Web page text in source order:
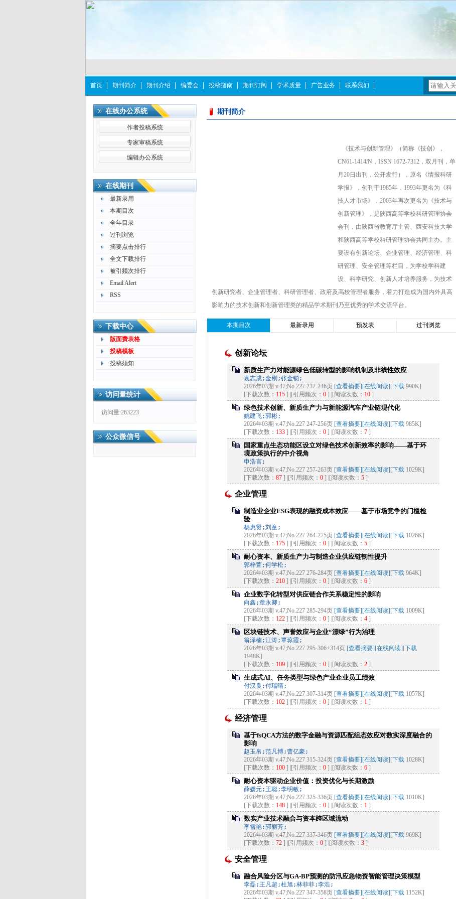
首页 期刊简介 期刊介绍 编委会 投稿指南 期刊订阅 学术质量 广告业务 联系我们
在线办公系统
作者投稿系统
专家审稿系统
编辑办公系统
在线期刊
最新录用
本期目次
全年目录
过刊浏览
摘要点击排行
全文下载排行
被引频次排行
Email Alert
RSS
下载中心
版面费表格
投稿模板
投稿须知
访问量统计
访问量:263223
公众微信号
期刊简介
《技术与创新管理》（简称《技创》，
CN61-1414/N，ISSN 1672-7312，双月刊，单
月20日出刊，公开发行），原名《情报科研
学报》，创刊于1985年，1993年更名为《科
技人才市场》，2003年再次更名为《技术与
创新管理》，是陕西高等学校科研管理协会
会刊，由陕西省教育厅主管、西安科技大学
和陕西高等学校科研管理协会共同主办。主
要设有创新论坛、企业管理、经济管理、科
研管理、安全管理等栏目，为学校学科建
设、科学研究、创新人才培养服务，为技术
创新研究者、企业管理者、科研管理者、政府及高校管理者服务，着力打造成为国内外具高
影响力的技术创新和创新管理类的精品学术期刊乃至优秀的学术交流平台。
本期目次 最新录用 预发表 过刊浏览
创新论坛
新质生产力对能源绿色低碳转型的影响机制及非线性效应
袁志成;金刚;张金锁;
2026年03期 v.47;No.227 237-246页 [查看摘要][在线阅读] [下载 990K]
[下载次数： 115 ] |[引用频次： 0 ] |[阅读次数： 10 ]
绿色技术创新、新质生产力与新能源汽车产业链现代化
姚建飞;郭彬;
2026年03期 v.47;No.227 247-256页 [查看摘要][在线阅读] [下载 985K]
[下载次数： 133 ] |[引用频次： 0 ] |[阅读次数： 7 ]
国家重点生态功能区设立对绿色技术创新效率的影响——基于环
境政策执行的中介视角
申浩言;
2026年03期 v.47;No.227 257-263页 [查看摘要][在线阅读] [下载 1029K]
[下载次数： 87 ] |[引用频次： 0 ] |[阅读次数： 5 ]
企业管理
制造业企业ESG表现的融资成本效应——基于市场竞争的门槛检
验
杨惠贤;刘童;
2026年03期 v.47;No.227 264-275页 [查看摘要][在线阅读] [下载 1026K]
[下载次数： 175 ] |[引用频次： 0 ] |[阅读次数： 5 ]
耐心资本、新质生产力与制造企业供应链韧性提升
郭梓萱;何学松;
2026年03期 v.47;No.227 276-284页 [查看摘要][在线阅读] [下载 964K]
[下载次数： 210 ] |[引用频次： 0 ] |[阅读次数： 6 ]
企业数字化转型对供应链合作关系稳定性的影响
向鑫;章永卿;
2026年03期 v.47;No.227 285-294页 [查看摘要][在线阅读] [下载 1009K]
[下载次数： 122 ] |[引用频次： 0 ] |[阅读次数： 4 ]
区块链技术、声誉效应与企业“漂绿”行为治理
翁泽楠;江涛;覃琼霞;
2026年03期 v.47;No.227 295-306+314页 [查看摘要][在线阅读] [下载
1948K]
[下载次数： 109 ] |[引用频次： 0 ] |[阅读次数： 2 ]
生成式AI、任务类型与绿色产业企业员工绩效
付汉良;付瑞晴;
2026年03期 v.47;No.227 307-314页 [查看摘要][在线阅读] [下载 1057K]
[下载次数： 102 ] |[引用频次： 0 ] |[阅读次数： 1 ]
经济管理
基于fsQCA方法的数字金融与资源匹配组态效应对数实深度融合的
影响
赵玉帛;范凡博;曹亿豪;
2026年03期 v.47;No.227 315-324页 [查看摘要][在线阅读] [下载 1028K]
[下载次数： 100 ] |[引用频次： 0 ] |[阅读次数： 6 ]
耐心资本驱动企业价值：投资优化与长期激励
薛媛元;王聪;李明敏;
2026年03期 v.47;No.227 325-336页 [查看摘要][在线阅读] [下载 1010K]
[下载次数： 148 ] |[引用频次： 0 ] |[阅读次数： 1 ]
数实产业技术融合与资本跨区域流动
李雪艳;郭丽芳;
2026年03期 v.47;No.227 337-346页 [查看摘要][在线阅读] [下载 969K]
[下载次数： 72 ] |[引用频次： 0 ] |[阅读次数： 3 ]
安全管理
融合风险分区与GA-BP预测的防汛应急物资智能管理决策模型
李磊;王凡超;杜旭;林菲菲;李浩;
2026年03期 v.47;No.227 347-358页 [查看摘要][在线阅读] [下载 1152K]
更多>>